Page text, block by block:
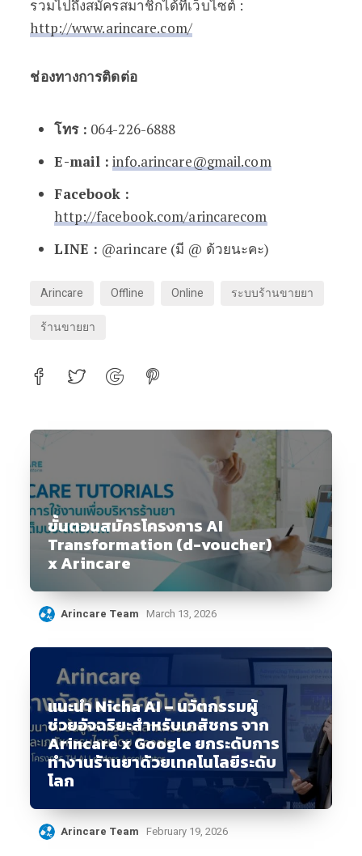
รวมไปถึงสมัครสมาชิกได้ที่เว็บไซต์ :
http://www.arincare.com/
ช่องทางการติดต่อ
โทร : 064-226-6888
E-mail : info.arincare@gmail.com
Facebook :
http://facebook.com/arincarecom
LINE : @arincare (มี @ ด้วยนะคะ)
Arincare Offline Online
ระบบร้านขายยา
ร้านขายยา
ขั้นตอนสมัครโครงการ AI
Transformation (d-voucher)
x Arincare
Arincare Team March 13, 2026
แนะนำ Nicha AI – นวัตกรรมผู้
ช่วยอัจฉริยะสำหรับเภสัชกร จาก
Arincare x Google ยกระดับการ
ทำงานร้านยาด้วยเทคโนโลยีระดับ
โลก
Arincare Team February 19, 2026